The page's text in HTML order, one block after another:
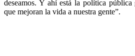
deseamos. Y ahí está la política pública
que mejoran la vida a nuestra gente”.